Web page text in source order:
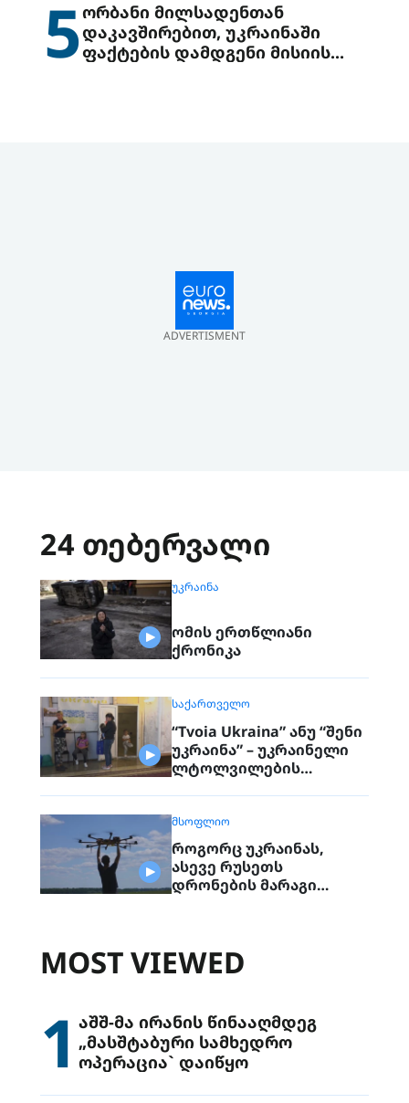
5ორბანი მილსადენთან
დაკავშირებით, უკრაინაში
ფაქტების დამდგენი მისიის
ADVERTISMENT
24 თებერვალი
ᲣᲙᲠᲐᲘᲜᲐ
ომის ერთწლიანი
ქრონიკა
ᲡᲐᲥᲐᲠᲗᲕᲔᲚᲝ
“Tvoia Ukraina” ანუ “შენი
უკრაინა” – უკრაინელი
ლტოლვილების
ᲛᲡᲝᲤᲚᲘᲝ
როგორც უკრაინას,
ასევე რუსეთს
დრონების მარაგი
MOST VIEWED
1 აშშ-მა ირანის წინააღმდეგ
„მასშტაბური სამხედრო
ოპერაცია` დაიწყო